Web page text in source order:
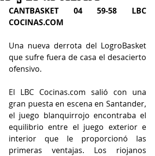
CANTBASKET 04 59-58 LBC
COCINAS.COM
Una nueva derrota del LogroBasket
que sufre fuera de casa el desacierto
ofensivo.
El LBC Cocinas.com salió con una
gran puesta en escena en Santander,
el juego blanquirrojo encontraba el
equilibrio entre el juego exterior e
interior que le proporcionó las
primeras ventajas. Los riojanos